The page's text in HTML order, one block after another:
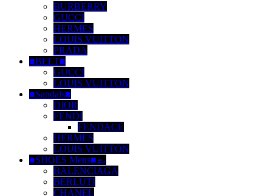
BURBERRY
GUCCI
HERMES
LOUIS VUITTON
PRADA
■BELT■
GUCCI
LOUIS VUITTON
■Sandals■
DIOR
FENDI
FENDACE
HERMES
LOUIS VUITTON
■SHOES Mens■👞
BALENCIAGA
BERLUTI
CHANEL